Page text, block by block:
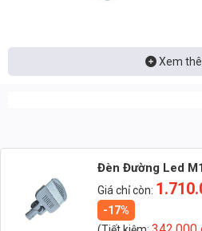
Zalo 1 (Tư
Xem
Đèn Đường Led
Giá chỉ còn:
-17%